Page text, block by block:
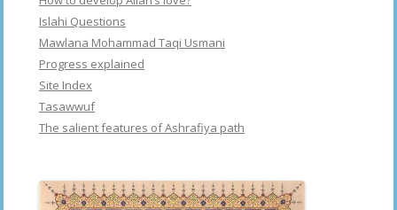
Islahi Questions
Mawlana Mohammad Taqi Usmani
Progress explained
Site Index
Tasawwuf
The salient features of Ashrafiya path